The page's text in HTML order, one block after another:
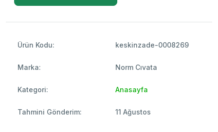
Ürün Kodu: keskinzade-0008269
Marka: Norm Cıvata
Kategori: Anasayfa
Tahmini Gönderim: 11 Ağustos